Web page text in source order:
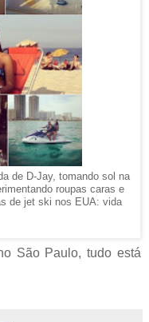
de D-Jay, tomando sol na
roupas caras e
de jet ski nos EUA: vida
São Paulo, tudo está